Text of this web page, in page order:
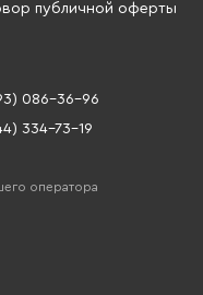
публичной оферты
086-36-96
334-73-19
оператора